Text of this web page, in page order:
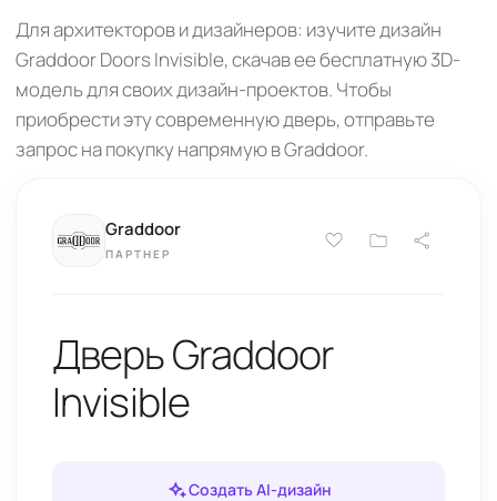
Для архитекторов и дизайнеров: изучите дизайн
Graddoor Doors Invisible, скачав ее бесплатную 3D-
модель для своих дизайн-проектов. Чтобы
приобрести эту современную дверь, отправьте
запрос на покупку напрямую в Graddoor.
Graddoor
ПАРТНЕР
Дверь Graddoor
Invisible
Создать AI-дизайн